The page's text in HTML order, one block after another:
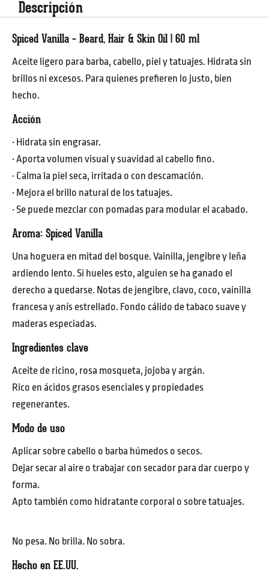
Descripción
Spiced Vanilla – Beard, Hair & Skin Oil | 60 ml
Aceite ligero para barba, cabello, piel y tatuajes. Hidrata sin
brillos ni excesos. Para quienes prefieren lo justo, bien
hecho.
Acción
· Hidrata sin engrasar.
· Aporta volumen visual y suavidad al cabello fino.
· Calma la piel seca, irritada o con descamación.
· Mejora el brillo natural de los tatuajes.
· Se puede mezclar con pomadas para modular el acabado.
Aroma:Spiced Vanilla
Una hoguera en mitad del bosque. Vainilla, jengibre y leña
ardiendo lento. Si hueles esto, alguien se ha ganado el
derecho a quedarse. Notas de jengibre, clavo, coco, vainilla
francesa y anís estrellado. Fondo cálido de tabaco suave y
maderas especiadas.
Ingredientes clave
Aceite de ricino, rosa mosqueta, jojoba y argán.
Rico en ácidos grasos esenciales y propiedades
regenerantes.
Modo de uso
Aplicar sobre cabello o barba húmedos o secos.
Dejar secar al aire o trabajar con secador para dar cuerpo y
forma.
Apto también como hidratante corporal o sobre tatuajes.
No pesa. No brilla. No sobra.
Hecho en EE.UU.